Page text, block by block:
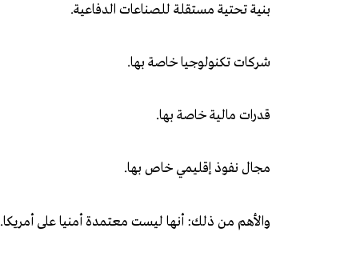
بنية تحتية مستقلة للصناعات الدفاعية.
شركات تكنولوجيا خاصة بها.
قدرات مالية خاصة بها.
مجال نفوذ إقليمي خاص بها.
والأهم من ذلك: أنها ليست معتمدة أمنيا على أمريكا.